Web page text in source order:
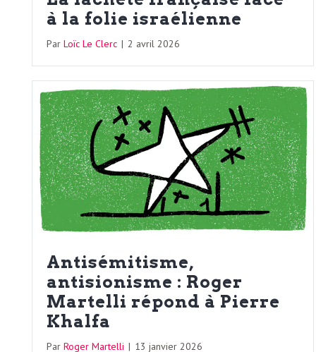
e
b
r
i
e
f
F
r
L
a
L
e
t
t
r
e
d
e
R
e
g
a
à la folie israélienne
Par Loïc Le Clerc | 2 avril 2026
Antisémitisme,
antisionisme : Roger
Martelli répond à Pierre
Khalfa
Par Roger Martelli | 13 janvier 2026